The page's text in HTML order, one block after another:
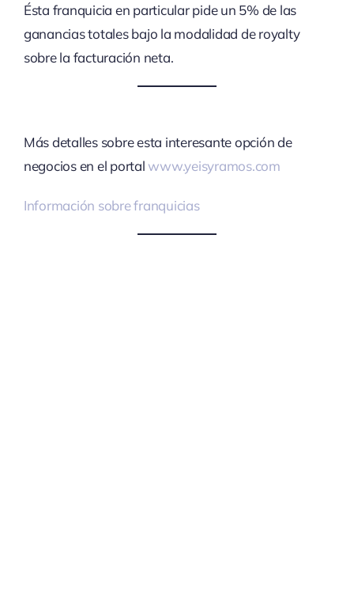
Ésta franquicia en particular pide un 5% de las
ganancias totales bajo la modalidad de royalty
sobre la facturación neta.
Más detalles sobre esta interesante opción de
negocios en el portal www.yeisyramos.com
Información sobre franquicias